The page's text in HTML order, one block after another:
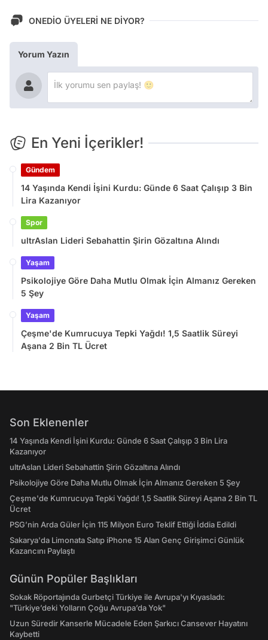
ONEDİO ÜYELERİ NE DİYOR?
Yorum Yazın
En Yeni İçerikler!
Gündem
14 Yaşında Kendi İşini Kurdu: Günde 6 Saat Çalışıp 3 Bin
Lira Kazanıyor
Spor
ultrAslan Lideri Sebahattin Şirin Gözaltına Alındı
Yaşam
Psikolojiye Göre Daha Mutlu Olmak İçin Almanız Gereken
5 Şey
Yaşam
Çeşme'de Kumrucuya Tepki Yağdı! 1,5 Saatlik Süreyi
Aşana 2 Bin TL Ücret
Son Eklenenler
14 Yaşında Kendi İşini Kurdu: Günde 6 Saat Çalışıp 3 Bin Lira
Kazanıyor
ultrAslan Lideri Sebahattin Şirin Gözaltına Alındı
Psikolojiye Göre Daha Mutlu Olmak İçin Almanız Gereken 5 Şey
Çeşme'de Kumrucuya Tepki Yağdı! 1,5 Saatlik Süreyi Aşana 2 Bin TL
Ücret
PSG’nin Arda Güler İçin 115 Milyon Euro Teklif Ettiği İddia Edildi
Sakarya'da Limonata Satıp iPhone 15 Alan Genç Girişimci Günlük
Kazancını Paylaştı
Günün Popüler Başlıkları
Sokak Röportajında Gurbetçi Türkiye ile Avrupa'yı Kıyasladı:
"Türkiye’deki Yolların Çoğu Avrupa’da Yok"
Uzun Süredir Kanserle Mücadele Eden Şarkıcı Cansever Hayatını
Kaybetti